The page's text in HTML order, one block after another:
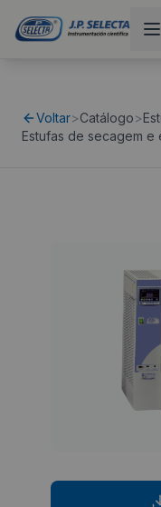
Voltar>Catálogo>
Estufas de secagem e